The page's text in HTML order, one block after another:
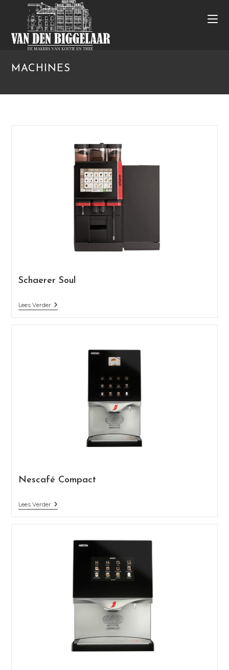
MACHINES
Schaerer Soul
Lees Verder
Nescafé Compact
Lees Verder